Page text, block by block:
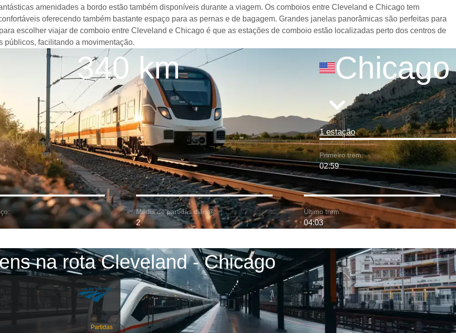
amenidades a bordo estão também disponíveis durante a viagem. Os comboios entre Cleveland e Chicago tem
oferecendo também bastante espaço para as pernas e de bagagem. Grandes janelas panorâmicas são perfeitas para
escolher viajar de comboio entre Cleveland e Chicago é que as estações de comboio estão localizadas perto dos centros de
públicos, facilitando a movimentação.
340 km Chicago
1 estação
Primeiro trem:
02:59
Média de partidas diárias:
2
Último trem:
04:03
na rota Cleveland - Chicago
Partidas